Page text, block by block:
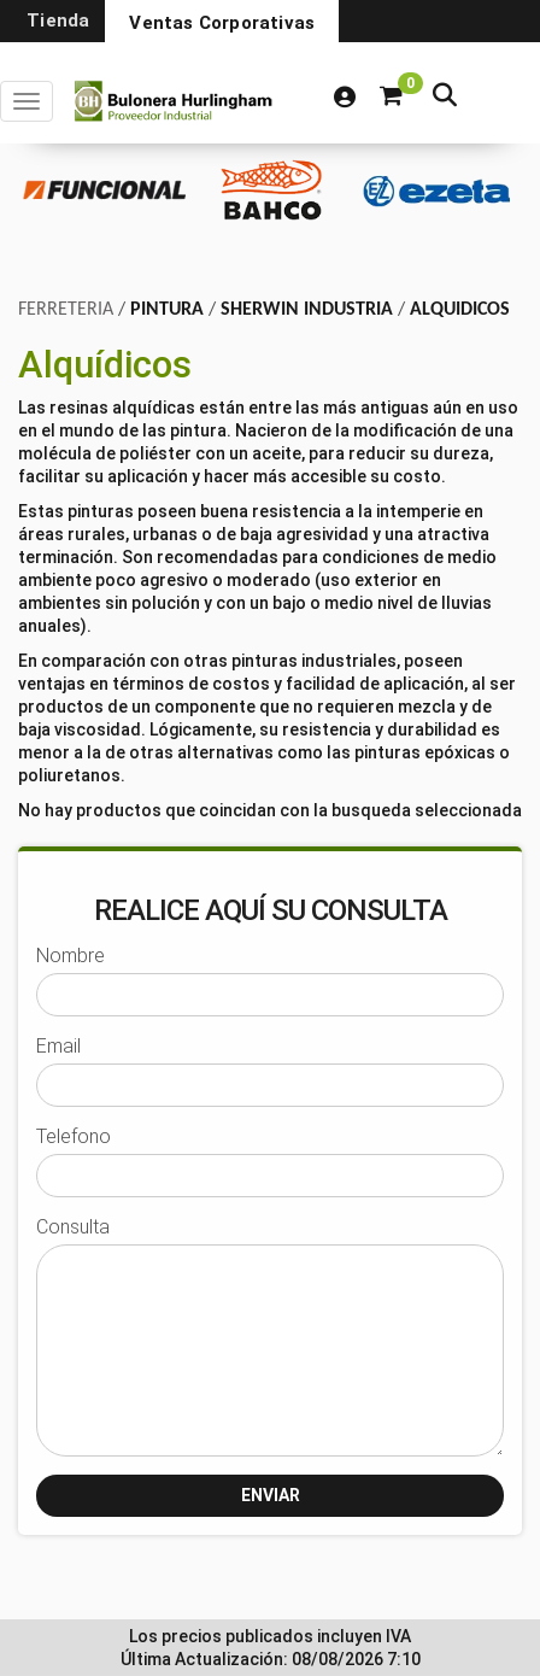
Tienda Ventas Corporativas
0
Toggle navigation
FERRETERIA / PINTURA / SHERWIN INDUSTRIA / ALQUIDICOS
Alquídicos
Las resinas alquídicas están entre las más antiguas aún en uso
en el mundo de las pintura. Nacieron de la modificación de una
molécula de poliéster con un aceite, para reducir su dureza,
facilitar su aplicación y hacer más accesible su costo.
Estas pinturas poseen buena resistencia a la intemperie en
áreas rurales, urbanas o de baja agresividad y una atractiva
terminación. Son recomendadas para condiciones de medio
ambiente poco agresivo o moderado (uso exterior en
ambientes sin polución y con un bajo o medio nivel de lluvias
anuales).
En comparación con otras pinturas industriales, poseen
ventajas en términos de costos y facilidad de aplicación, al ser
productos de un componente que no requieren mezcla y de
baja viscosidad. Lógicamente, su resistencia y durabilidad es
menor a la de otras alternativas como las pinturas epóxicas o
poliuretanos.
No hay productos que coincidan con la busqueda seleccionada
REALICE AQUÍ SU CONSULTA
Nombre
Email
Telefono
Consulta
ENVIAR
Los precios publicados incluyen IVA
Última Actualización: 08/08/2026 7:10